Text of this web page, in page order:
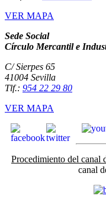
VER MAPA
Sede Social
Círculo Mercantil e
C/ Sierpes 65
41004 Sevilla
Tlf.: 954 22 29 80
VER MAPA
Procedimiento del canal
canal